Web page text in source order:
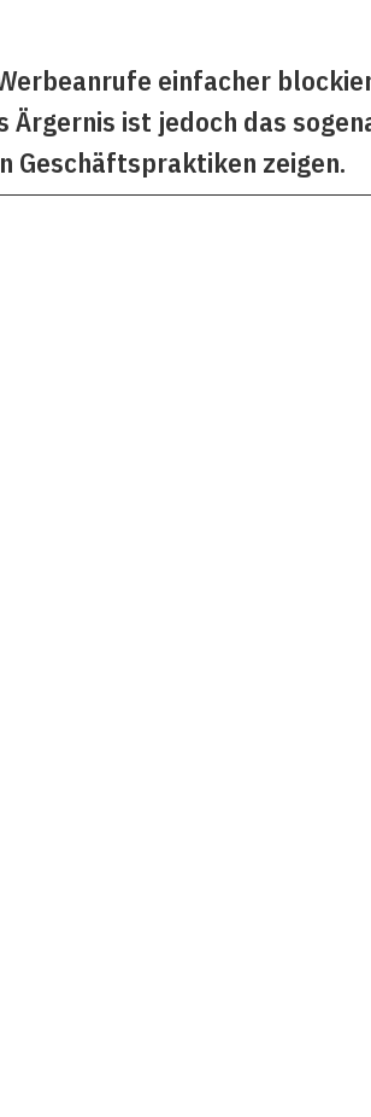
einfacher
ist jedoch das
Geschäftspraktiken zeigen.